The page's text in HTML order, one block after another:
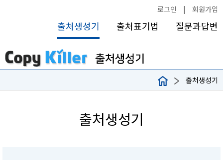
로그인 | 회원가입
출처생성기 출처표기법 질문과답변
출처생성기
출처생성기